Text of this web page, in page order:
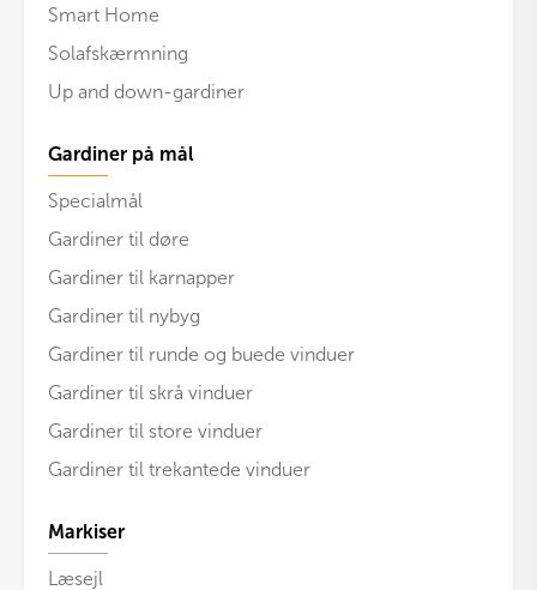
Smart Home
Solafskærmning
Up and down-gardiner
Gardiner på mål
Specialmål
Gardiner til døre
Gardiner til karnapper
Gardiner til nybyg
Gardiner til runde og buede vinduer
Gardiner til skrå vinduer
Gardiner til store vinduer
Gardiner til trekantede vinduer
Markiser
Læsejl